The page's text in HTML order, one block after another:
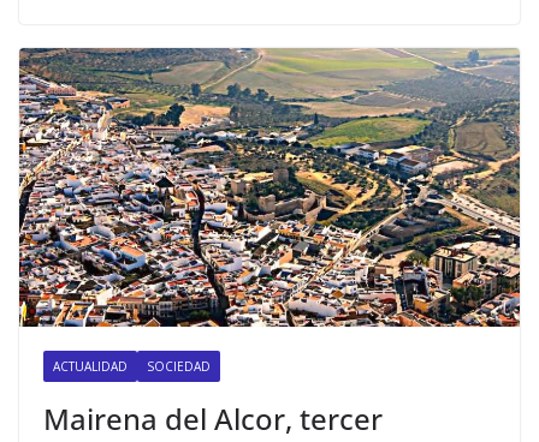
ACTUALIDAD SOCIEDAD
Mairena del Alcor, tercer